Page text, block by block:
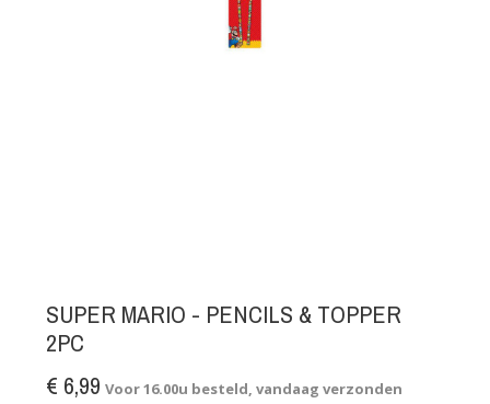
SUPER MARIO - PENCILS & TOPPER
2PC
€ 6,99 Voor 16.00u besteld, vandaag verzonden